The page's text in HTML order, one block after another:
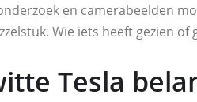
en camerabeelden
Wie iets heeft gezien
Tesla